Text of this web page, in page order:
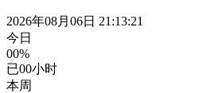
2026年08月06日 21:13:22
今日
00%
已00小时
本周